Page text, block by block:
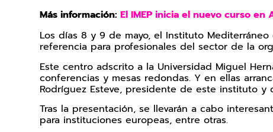
Más información:El IMEP inicia el nuevo curso
Los días 8 y 9 de mayo, el Instituto
referencia para profesionales del sector de la
Este centro adscrito a la Universidad Miguel
conferencias y mesas redondas. Y en ellas
Rodríguez Esteve, presidente de este instituto
Tras la presentación, se llevarán a cabo
para instituciones europeas, entre otras.